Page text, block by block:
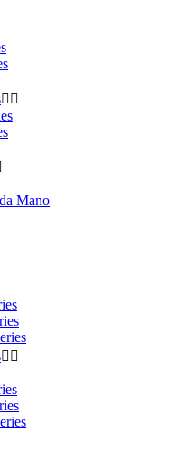
 
Mano
 